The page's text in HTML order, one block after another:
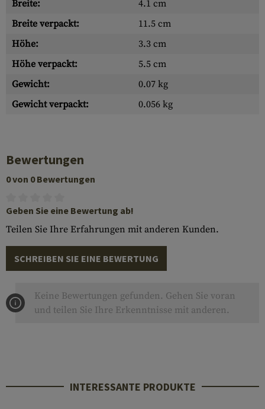
Breite:
4.1 cm
Breite verpackt:
11.5 cm
Höhe:
3.3 cm
Höhe verpackt:
5.5 cm
Gewicht:
0.07 kg
Gewicht verpackt:
0.056 kg
Bewertungen
0 von 0 Bewertungen
Geben Sie eine Bewertung ab!
Teilen Sie Ihre Erfahrungen mit anderen Kunden.
SCHREIBEN SIE EINE BEWERTUNG
Keine Bewertungen gefunden. Gehen Sie voran
und teilen Sie Ihre Erkenntnisse mit anderen.
INTERESSANTE PRODUKTE